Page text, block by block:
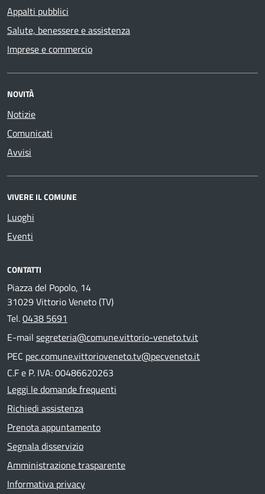
Appalti pubblici
Salute, benessere e assistenza
Imprese e commercio
NOVITÀ
Notizie
Comunicati
Avvisi
VIVERE IL COMUNE
Luoghi
Eventi
CONTATTI
Piazza del Popolo, 14
31029 Vittorio Veneto (TV)
Tel.0438 5691
E-mail segreteria@comune.vittorio-veneto.tv.it
PEC pec.comune.vittorioveneto.tv@pecveneto.it
C.F e P. IVA: 00486620263
Leggi le domande frequenti
Richiedi assistenza
Prenota appuntamento
Segnala disservizio
Amministrazione trasparente
Informativa privacy